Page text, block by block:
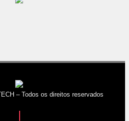
– Todos os direitos reservados